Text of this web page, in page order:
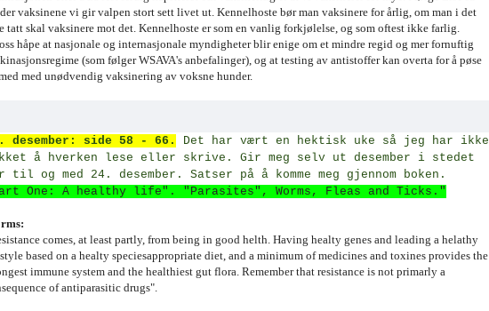
vaksinene vi gir valpen stort sett livet ut. Kennelhoste bør man vaksinere for årlig, om man i det
tatt skal vaksinere mot det. Kennelhoste er som en vanlig forkjølelse, og som oftest ikke farlig.
håpe at nasjonale og internasjonale myndigheter blir enige om et mindre regid og mer fornuftig
(som følger WSAVA's anbefalinger), og at testing av antistoffer kan overta for å pøse
med unødvendig vaksinering av voksne hunder.
desember: side 58 - 66.
Det har vært en hektisk uke så jeg har ikke
å hverken lese eller skrive. Gir meg selv ut desember i stedet
til og med 24. desember. Satser på å komme meg gjennom boken.
One: A healthy life". "Parasites", Worms, Fleas and Ticks."
comes, at least partly, from being in good helth. Having healty genes and leading a helathy
based on a healty speciesappropriate diet, and a minimum of medicines and toxines provides the
immune system and the healthiest gut flora. Remember that resistance is not primarly a
of antiparasitic drugs".